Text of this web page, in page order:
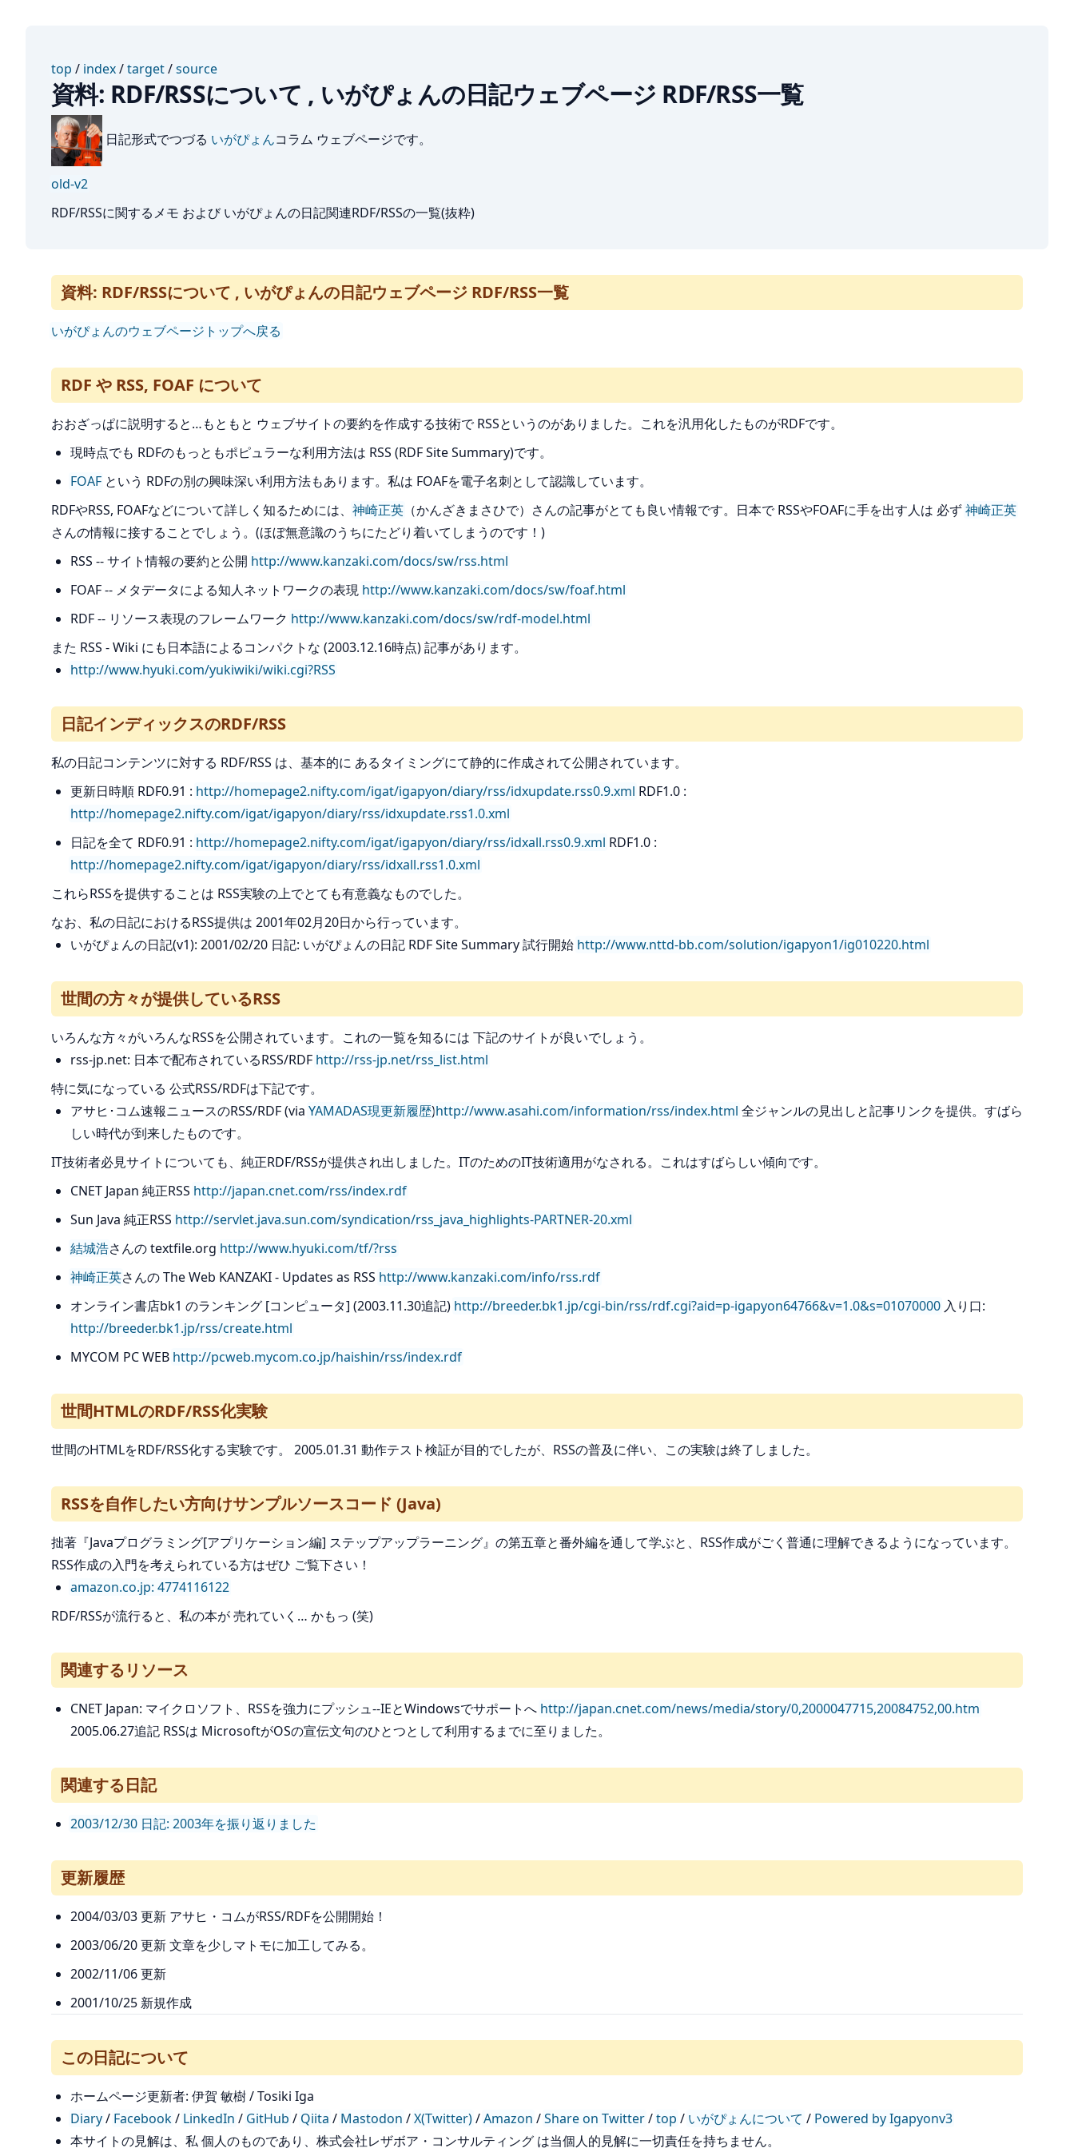
top / index/target/source
資料: RDF/RSSについて , いがぴょんの日記ウェブページ RDF/RSS一覧
日記形式でつづる いがぴょんコラム ウェブページです。
old-v2
RDF/RSSに関するメモ および いがぴょんの日記関連RDF/RSSの一覧(抜粋)
資料: RDF/RSSについて , いがぴょんの日記ウェブページ RDF/RSS一覧
いがぴょんのウェブページトップへ戻る
RDF や RSS, FOAF について
おおざっぱに説明すると…もともと ウェブサイトの要約を作成する技術で RSSというのがありました。これを汎用化したものがRDFです。
現時点でも RDFのもっともポピュラーな利用方法は RSS (RDF Site Summary)です。
FOAF という RDFの別の興味深い利用方法もあります。私は FOAFを電子名刺として認識しています。
RDFやRSS, FOAFなどについて詳しく知るためには、 神崎正英 （かんざきまさひで）さんの記事がとても良い情報です。日本で RSSやFOAFに手を出す人は 必ず神崎正英
さんの情報に接することでしょう。(ほぼ無意識のうちにたどり着いてしまうのです！)
RSS -- サイト情報の要約と公開 http://www.kanzaki.com/docs/sw/rss.html
FOAF -- メタデータによる知人ネットワークの表現 http://www.kanzaki.com/docs/sw/foaf.html
RDF -- リソース表現のフレームワーク http://www.kanzaki.com/docs/sw/rdf-model.html
また RSS - Wiki にも日本語によるコンパクトな (2003.12.16時点) 記事があります。
http://www.hyuki.com/yukiwiki/wiki.cgi?RSS
日記インディックスのRDF/RSS
私の日記コンテンツに対する RDF/RSS は、基本的に あるタイミングにて静的に作成されて公開されています。
更新日時順 RDF0.91 : http://homepage2.nifty.com/igat/igapyon/diary/rss/idxupdate.rss0.9.xml RDF1.0 :
http://homepage2.nifty.com/igat/igapyon/diary/rss/idxupdate.rss1.0.xml
日記を全て RDF0.91 : http://homepage2.nifty.com/igat/igapyon/diary/rss/idxall.rss0.9.xml RDF1.0 :
http://homepage2.nifty.com/igat/igapyon/diary/rss/idxall.rss1.0.xml
これらRSSを提供することは RSS実験の上でとても有意義なものでした。
なお、私の日記におけるRSS提供は 2001年02月20日から行っています。
いがぴょんの日記(v1): 2001/02/20 日記: いがぴょんの日記 RDF Site Summary 試行開始 http://www.nttd-bb.com/solution/igapyon1/ig010220.html
世間の方々が提供しているRSS
いろんな方々がいろんなRSSを公開されています。これの一覧を知るには 下記のサイトが良いでしょう。
rss-jp.net: 日本で配布されているRSS/RDF http://rss-jp.net/rss_list.html
特に気になっている 公式RSS/RDFは下記です。
アサヒ･コム速報ニュースのRSS/RDF (via YAMADAS現更新履歴)http://www.asahi.com/information/rss/index.html 全ジャンルの見出しと記事リンクを提供。すばら
しい時代が到来したものです。
IT技術者必見サイトについても、純正RDF/RSSが提供され出しました。ITのためのIT技術適用がなされる。これはすばらしい傾向です。
CNET Japan 純正RSS http://japan.cnet.com/rss/index.rdf
Sun Java 純正RSS http://servlet.java.sun.com/syndication/rss_java_highlights-PARTNER-20.xml
結城浩さんの textfile.org http://www.hyuki.com/tf/?rss
神崎正英さんの The Web KANZAKI - Updates as RSS http://www.kanzaki.com/info/rss.rdf
オンライン書店bk1 のランキング [コンピュータ] (2003.11.30追記) http://breeder.bk1.jp/cgi-bin/rss/rdf.cgi?aid=p-igapyon64766&v=1.0&s=01070000 入り口:
http://breeder.bk1.jp/rss/create.html
MYCOM PC WEB http://pcweb.mycom.co.jp/haishin/rss/index.rdf
世間HTMLのRDF/RSS化実験
世間のHTMLをRDF/RSS化する実験です。 2005.01.31 動作テスト検証が目的でしたが、RSSの普及に伴い、この実験は終了しました。
RSSを自作したい方向けサンプルソースコード (Java)
拙著『Javaプログラミング[アプリケーション編] ステップアップラーニング』の第五章と番外編を通して学ぶと、RSS作成がごく普通に理解できるようになっています。
RSS作成の入門を考えられている方はぜひ ご覧下さい！
amazon.co.jp: 4774116122
RDF/RSSが流行ると、私の本が 売れていく… かもっ (笑)
関連するリソース
CNET Japan: マイクロソフト、RSSを強力にプッシュ--IEとWindowsでサポートへ http://japan.cnet.com/news/media/story/0,2000047715,20084752,00.htm
2005.06.27追記 RSSは MicrosoftがOSの宣伝文句のひとつとして利用するまでに至りました。
関連する日記
2003/12/30 日記: 2003年を振り返りました
更新履歴
2004/03/03 更新 アサヒ・コムがRSS/RDFを公開開始！
2003/06/20 更新 文章を少しマトモに加工してみる。
2002/11/06 更新
2001/10/25 新規作成
この日記について
ホームページ更新者: 伊賀 敏樹 / Tosiki Iga
Diary/ Facebook/ LinkedIn / GitHub / Qiita / Mastodon /X(Twitter)/Amazon /Share on Twitter/top / いがぴょんについて / Powered by Igapyonv3
本サイトの見解は、私 個人のものであり、株式会社レザボア・コンサルティング は当個人的見解に一切責任を持ちません。